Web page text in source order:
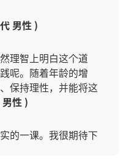
男性 )
理智上明白这个道
呢。随着年龄的增
保持理性，并能将这
性 )
的一课。我很期待下